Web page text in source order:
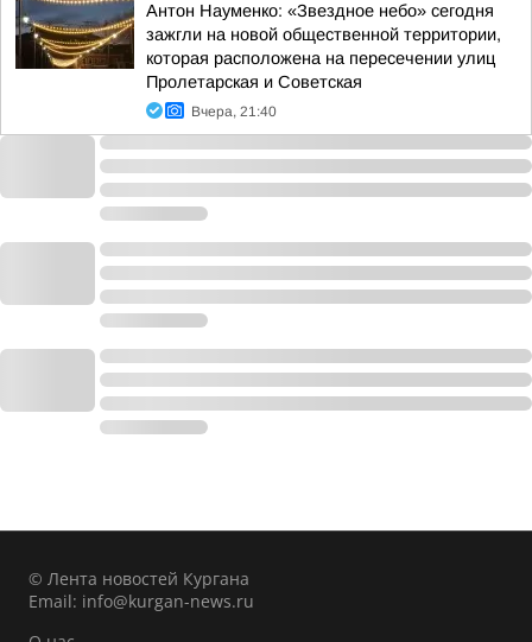
Антон Науменко: «Звездное небо» сегодня
зажгли на новой общественной территории,
которая расположена на пересечении улиц
Пролетарская и Советская
Вчера, 21:40
© Лента новостей Кургана
Email: info@kurgan-news.ru